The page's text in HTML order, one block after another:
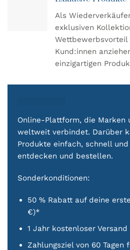
Als
exklusiven
Wettbewerbsvorteil
Kund:innen
einzigartigen
Online-Plattform, die Marken
weltweit verbindet. Darüber
Produkte einfach, schnell
entdecken und bestellen.
Sonderkonditionen:
50 % Rabatt auf deine
€)*
1 Jahr kostenloser
Zahlungsziel von 60 Tagen